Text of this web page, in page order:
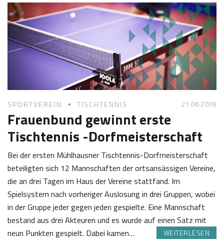
0
1
0
1
i
n
Z
o
SPORTVEREIN TISCHTENNIS 21.06 2018
Frauenbund gewinnt erste
Tischtennis -Dorfmeisterschaft
Bei der ersten Mühlhausner Tischtennis-Dorfmeisterschaft
beteiligten sich 12 Mannschaften der ortsansässigen Vereine,
die an drei Tagen im Haus der Vereine stattfand. Im
Spielsystem nach vorheriger Auslosung in drei Gruppen, wobei
in der Gruppe jeder gegen jeden gespielte. Eine Mannschaft
bestand aus drei Akteuren und es wurde auf einen Satz mit
neun Punkten gespielt. Dabei kamen…
WEITERLESEN